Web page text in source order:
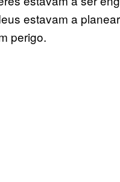
estavam a
perigo.